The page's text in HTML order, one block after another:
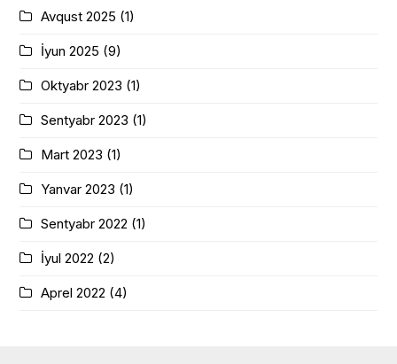
Avqust 2025 (1)
İyun 2025 (9)
Oktyabr 2023 (1)
Sentyabr 2023 (1)
Mart 2023 (1)
Yanvar 2023 (1)
Sentyabr 2022 (1)
İyul 2022 (2)
Aprel 2022 (4)